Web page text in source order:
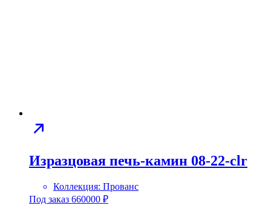
Изразцовая печь-камин 08-22-clr
Коллекция: Прованс
Под заказ 660000 ₽